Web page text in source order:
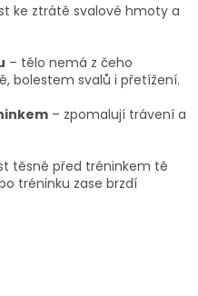
ke ztrátě svalové hmoty a
– tělo nemá z čeho
bolestem svalů i přetížení.
– zpomalují trávení a
těsně před tréninkem tě
tréninku zase brzdí